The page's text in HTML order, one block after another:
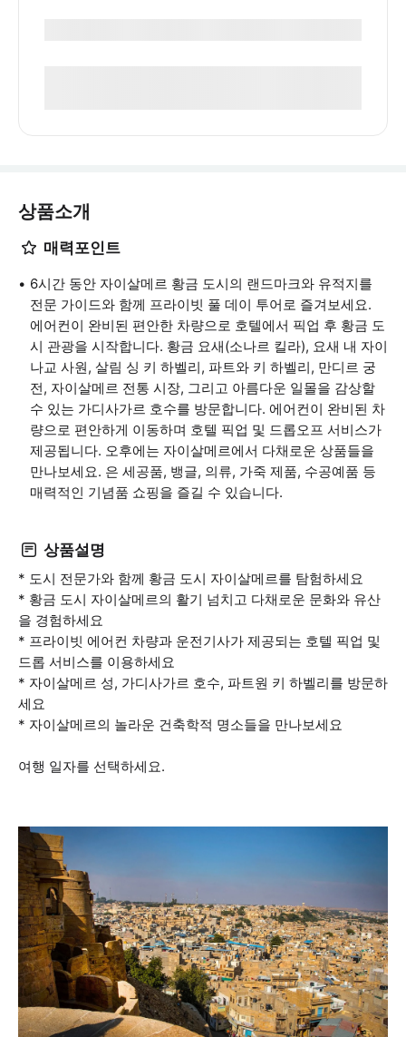
상품소개
매력포인트
6시간 동안 자이살메르 황금 도시의 랜드마크와 유적지를
전문 가이드와 함께 프라이빗 풀 데이 투어로 즐겨보세요.
에어컨이 완비된 편안한 차량으로 호텔에서 픽업 후 황금 도
시 관광을 시작합니다. 황금 요새(소나르 킬라), 요새 내 자이
나교 사원, 살림 싱 키 하벨리, 파트와 키 하벨리, 만디르 궁
전, 자이살메르 전통 시장, 그리고 아름다운 일몰을 감상할
수 있는 가디사가르 호수를 방문합니다. 에어컨이 완비된 차
량으로 편안하게 이동하며 호텔 픽업 및 드롭오프 서비스가
제공됩니다. 오후에는 자이살메르에서 다채로운 상품들을
만나보세요. 은 세공품, 뱅글, 의류, 가죽 제품, 수공예품 등
매력적인 기념품 쇼핑을 즐길 수 있습니다.
상품설명
* 도시 전문가와 함께 황금 도시 자이살메르를 탐험하세요
* 황금 도시 자이살메르의 활기 넘치고 다채로운 문화와 유산
을 경험하세요
* 프라이빗 에어컨 차량과 운전기사가 제공되는 호텔 픽업 및
드롭 서비스를 이용하세요
* 자이살메르 성, 가디사가르 호수, 파트원 키 하벨리를 방문하
세요
* 자이살메르의 놀라운 건축학적 명소들을 만나보세요
여행 일자를 선택하세요.